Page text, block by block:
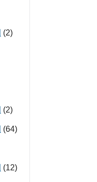
(2)
(2)
(64)
(12)